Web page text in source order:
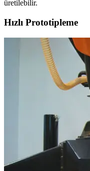
üretilebilir.
Hızlı Prototipleme